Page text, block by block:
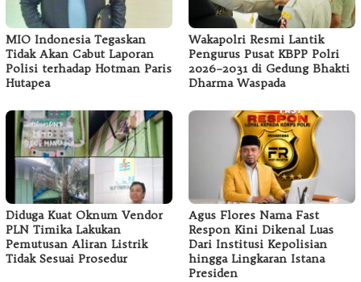
MIO Indonesia Tegaskan
Tidak Akan Cabut Laporan
Polisi terhadap Hotman Paris
Hutapea
Wakapolri Resmi Lantik
Pengurus Pusat KBPP Polri
2026–2031 di Gedung Bhakti
Dharma Waspada
Diduga Kuat Oknum Vendor
PLN Timika Lakukan
Pemutusan Aliran Listrik
Tidak Sesuai Prosedur
Agus Flores Nama Fast
Respon Kini Dikenal Luas
Dari Institusi Kepolisian
hingga Lingkaran Istana
Presiden